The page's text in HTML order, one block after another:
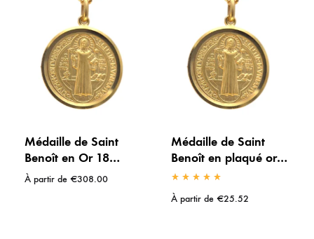
Médaille de Saint
Benoît en Or 18
carats ou 9 carats –
À partir de €308.00
Médaille de Saint
Benoît en plaqué or
18 carats – Protection
et bénédiction
À partir de €25.52